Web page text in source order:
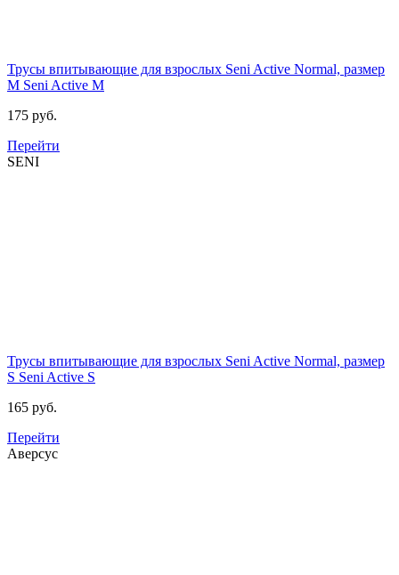
Трусы впитывающие для взрослых Seni Active Normal, размер
M Seni Active M
175 руб.
Перейти
SENI
Трусы впитывающие для взрослых Seni Active Normal, размер
S Seni Active S
165 руб.
Перейти
Аверсус